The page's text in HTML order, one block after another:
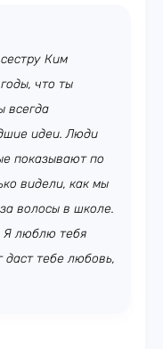
Ким
что ты
всегда
идеи. Люди
показывают по
видели, как мы
волосы в школе.
Я люблю тебя
даст тебе любовь,